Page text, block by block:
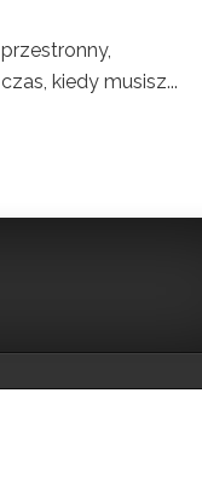
kiedy musisz...